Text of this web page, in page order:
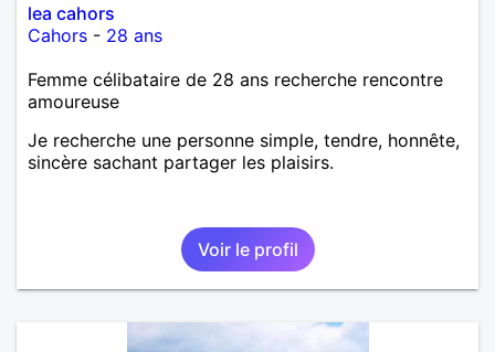
lea cahors
Cahors - 28 ans
Femme célibataire de 28 ans recherche rencontre
amoureuse
Je recherche une personne simple, tendre, honnête,
sincère sachant partager les plaisirs.
Voir le profil